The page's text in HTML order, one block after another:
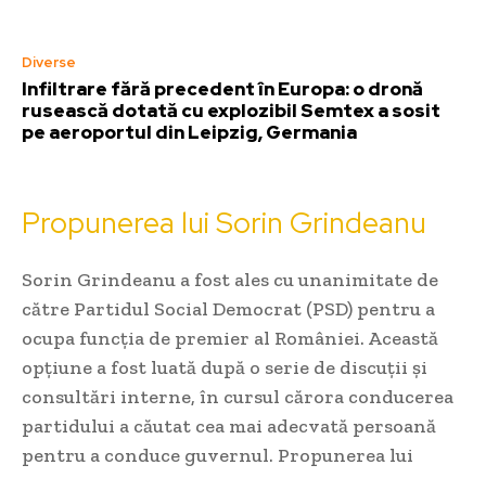
Diverse
Infiltrare fără precedent în Europa: o dronă
rusească dotată cu explozibil Semtex a sosit
pe aeroportul din Leipzig, Germania
Propunerea lui Sorin Grindeanu
Sorin Grindeanu a fost ales cu unanimitate de
către Partidul Social Democrat (PSD) pentru a
ocupa funcția de premier al României. Această
opțiune a fost luată după o serie de discuții și
consultări interne, în cursul cărora conducerea
partidului a căutat cea mai adecvată persoană
pentru a conduce guvernul. Propunerea lui